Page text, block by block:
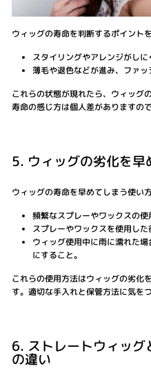
ウィッグの寿命を判断するポイント
スタイリングやアレンジがしに
薄毛や退色などが進み、ファッ
これらの状態が現れたら、ウィッグ
寿命の感じ方は個人差がありますの
5. ウィッグの劣化を早
ウィッグの寿命を早めてしまう使い
頻繁なスプレーやワックスの使
スプレーやワックスを使用し
ウィッグ使用中に雨に濡れた
にすること。
これらの使用方法はウィッグの劣化
す。適切な手入れと保管方法に気を
6. ストレートウィッ
の違い